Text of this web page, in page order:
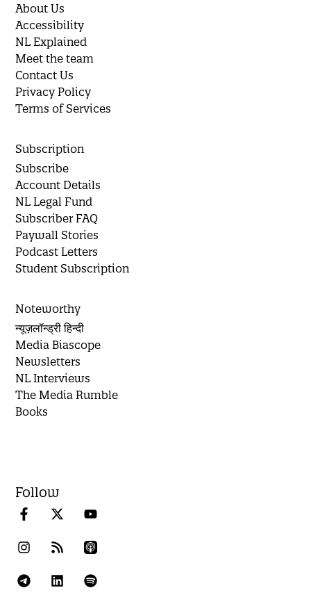
About Us
Accessibility
NL Explained
Meet the team
Contact Us
Privacy Policy
Terms of Services
Subscription
Subscribe
Account Details
NL Legal Fund
Subscriber FAQ
Paywall Stories
Podcast Letters
Student Subscription
Noteworthy
न्यूज़लॉन्ड्री हिन्दी
Media Biascope
Newsletters
NL Interviews
The Media Rumble
Books
Follow